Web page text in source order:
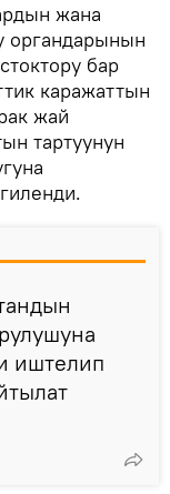
жана
органдарынын
бар
каражаттын
жай
тартуунун
иштелип